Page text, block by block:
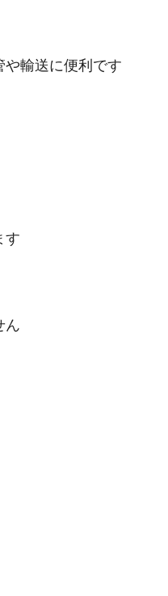
輸送に便利です
す
ん